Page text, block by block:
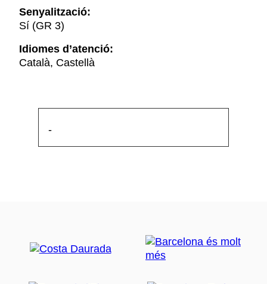
Senyalització:
Sí (GR 3)
Idiomes d’atenció:
Català, Castellà
-